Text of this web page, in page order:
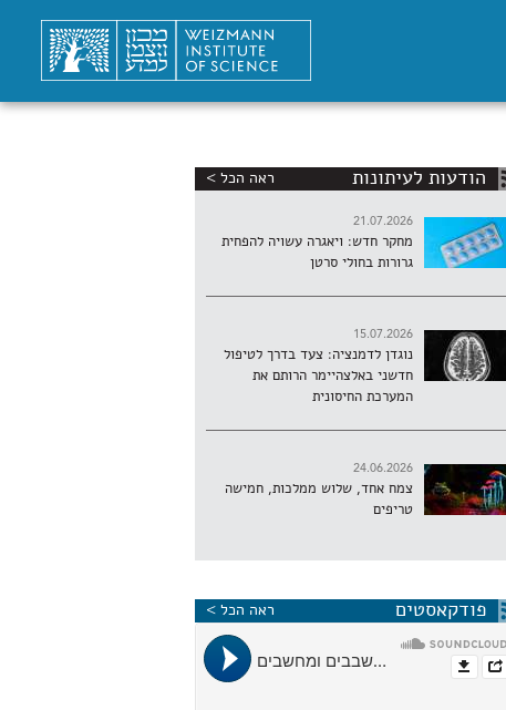
הודעות לעיתונות ראה הכל >
21.07.2026
מחקר חדש: ויאגרה עשויה להפחית
גרורות בחולי סרטן
15.07.2026
נוגדן לדמנציה: צעד בדרך לטיפול
חדשני באלצהיימר הרותם את
המערכת החיסונית
24.06.2026
צמח אחד, שלוש ממלכות, חמישה
טריפים
פודקאסטים ראה הכל >